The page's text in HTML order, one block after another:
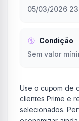
05/03/2026
Condição
Sem valor
Use o cupom de
clientes Prime e
selecionados.